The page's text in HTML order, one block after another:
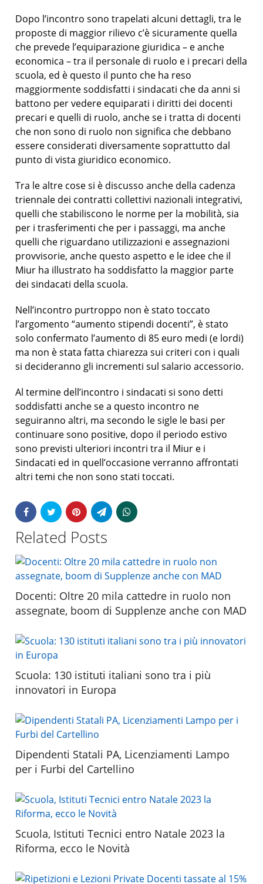
Dopo l’incontro sono trapelati alcuni dettagli, tra le
proposte di maggior rilievo c’è sicuramente quella
che prevede l’equiparazione giuridica – e anche
economica – tra il personale di ruolo e i precari della
scuola, ed è questo il punto che ha reso
maggiormente soddisfatti i sindacati che da anni si
battono per vedere equiparati i diritti dei docenti
precari e quelli di ruolo, anche se i tratta di docenti
che non sono di ruolo non significa che debbano
essere considerati diversamente soprattutto dal
punto di vista giuridico economico.
Tra le altre cose si è discusso anche della cadenza
triennale dei contratti collettivi nazionali integrativi,
quelli che stabiliscono le norme per la mobilità, sia
per i trasferimenti che per i passaggi, ma anche
quelli che riguardano utilizzazioni e assegnazioni
provvisorie, anche questo aspetto e le idee che il
Miur ha illustrato ha soddisfatto la maggior parte
dei sindacati della scuola.
Nell’incontro purtroppo non è stato toccato
l’argomento “aumento stipendi docenti”, è stato
solo confermato l’aumento di 85 euro medi (e lordi)
ma non è stata fatta chiarezza sui criteri con i quali
si decideranno gli incrementi sul salario accessorio.
Al termine dell’incontro i sindacati si sono detti
soddisfatti anche se a questo incontro ne
seguiranno altri, ma secondo le sigle le basi per
continuare sono positive, dopo il periodo estivo
sono previsti ulteriori incontri tra il Miur e i
Sindacati ed in quell’occasione verranno affrontati
altri temi che non sono stati toccati.
Related Posts
Docenti: Oltre 20 mila cattedre in ruolo non
assegnate, boom di Supplenze anche con MAD
Scuola: 130 istituti italiani sono tra i più
innovatori in Europa
Dipendenti Statali PA, Licenziamenti Lampo
per i Furbi del Cartellino
Scuola, Istituti Tecnici entro Natale 2023 la
Riforma, ecco le Novità